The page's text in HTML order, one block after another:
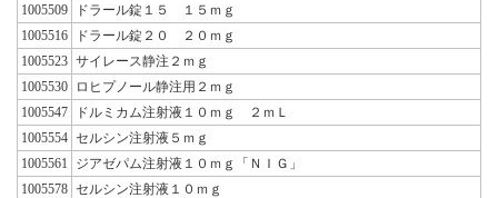
1005509
ドラール錠１５ １５ｍｇ
1005516
ドラール錠２０ ２０ｍｇ
1005523 サイレース静注２ｍｇ
1005530
ロヒプノール静注用２ｍｇ
1005547
ドルミカム注射液１０ｍｇ ２ｍＬ
1005554 セルシン注射液５ｍｇ
1005561
ジアゼパム注射液１０ｍｇ「ＮＩＧ」
1005578 セルシン注射液１０ｍｇ